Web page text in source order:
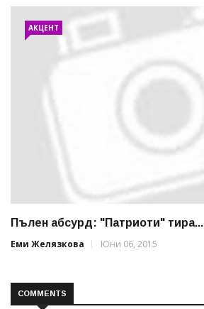
АКЦЕНТ
Пълен абсурд: "Патриоти" тира...
Еми Желязкова
Юни 06, 2015
COMMENTS